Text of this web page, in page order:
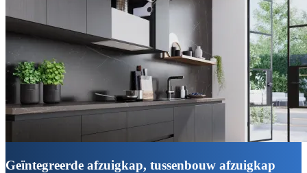
Geïntegreerde afzuigkap, tussenbouw afzuigkap